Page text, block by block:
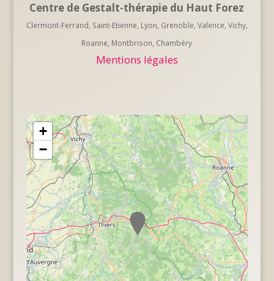
Centre de Gestalt-thérapie du Haut Forez
Clermont-Ferrand, Saint-Etienne, Lyon, Grenoble, Valence, Vichy,
Roanne, Montbrison, Chambéry
Mentions légales
+
−